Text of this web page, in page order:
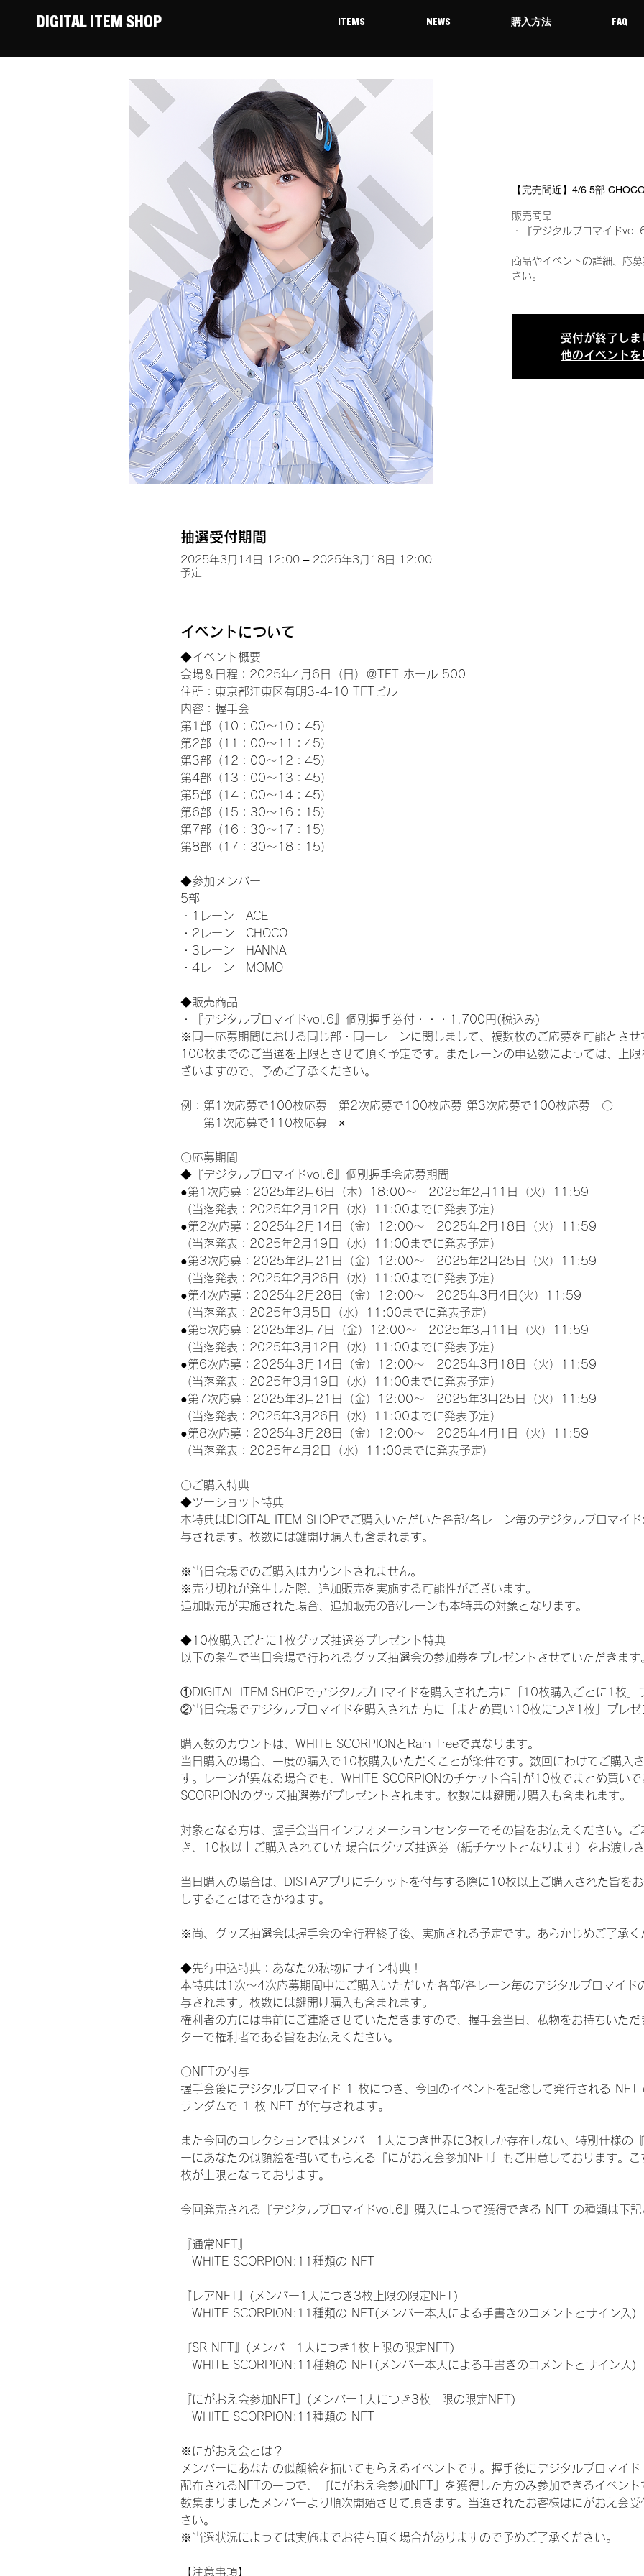
DIGITAL ITEM SHOP ITEMS NEWS 購入方法 FAQ
【完売間近】4/6 5部
販売商品
・『デジタルブロマイド
商品やイベントの詳細、応
さい。
受付が終了しま
他のイベントを
抽選受付期間
2025年3月14日 12:00 – 2025年3月18日 12:00
予定
イベントについて
◆イベント概要
会場＆日程：2025年4月6日（日）＠TFT ホール 500
住所：東京都江東区有明3-4-10 TFTビル
内容：握手会
第1部（10：00～10：45）
第2部（11：00～11：45）
第3部（12：00～12：45）
第4部（13：00～13：45）
第5部（14：00～14：45）
第6部（15：30～16：15）
第7部（16：30～17：15）
第8部（17：30～18：15）
◆参加メンバー
5部
・1レーン　ACE
・2レーン　CHOCO
・3レーン　HANNA
・4レーン　MOMO
◆販売商品
・『デジタルブロマイドvol.6』個別握手券付・・・1,700円(税込み)
※同一応募期間における同じ部・同一レーンに関しまして、複数枚のご応募を可能とさ
100枚までのご当選を上限とさせて頂く予定です。またレーンの申込数によっては、上
ざいますので、予めご了承ください。
例：第1次応募で100枚応募　第2次応募で100枚応募 第3次応募で100枚応募　〇
第1次応募で110枚応募　×
〇応募期間
◆『デジタルブロマイドvol.6』個別握手会応募期間
●第1次応募：2025年2月6日（木）18:00～　2025年2月11日（火）11:59
（当落発表：2025年2月12日（水）11:00までに発表予定）
●第2次応募：2025年2月14日（金）12:00～　2025年2月18日（火）11:59
（当落発表：2025年2月19日（水）11:00までに発表予定）
●第3次応募：2025年2月21日（金）12:00～　2025年2月25日（火）11:59
（当落発表：2025年2月26日（水）11:00までに発表予定）
●第4次応募：2025年2月28日（金）12:00～　2025年3月4日(火）11:59
（当落発表：2025年3月5日（水）11:00までに発表予定）
●第5次応募：2025年3月7日（金）12:00～　2025年3月11日（火）11:59
（当落発表：2025年3月12日（水）11:00までに発表予定）
●第6次応募：2025年3月14日（金）12:00～　2025年3月18日（火）11:59
（当落発表：2025年3月19日（水）11:00までに発表予定）
●第7次応募：2025年3月21日（金）12:00～　2025年3月25日（火）11:59
（当落発表：2025年3月26日（水）11:00までに発表予定）
●第8次応募：2025年3月28日（金）12:00～　2025年4月1日（火）11:59
（当落発表：2025年4月2日（水）11:00までに発表予定）
〇ご購入特典
◆ツーショット特典
本特典はDIGITAL ITEM SHOPでご購入いただいた各部/各レーン毎のデジタルブロマイ
与されます。枚数には鍵開け購入も含まれます。
※当日会場でのご購入はカウントされません。
※売り切れが発生した際、追加販売を実施する可能性がございます。
追加販売が実施された場合、追加販売の部/レーンも本特典の対象となります。
◆10枚購入ごとに1枚グッズ抽選券プレゼント特典
以下の条件で当日会場で行われるグッズ抽選会の参加券をプレゼントさせていただきます
①DIGITAL ITEM SHOPでデジタルブロマイドを購入された方に「10枚購入ごとに1枚」
②当日会場でデジタルブロマイドを購入された方に「まとめ買い10枚につき1枚」プレゼ
購入数のカウントは、WHITE SCORPIONとRain Treeで異なります。
当日購入の場合、一度の購入で10枚購入いただくことが条件です。数回にわけてご購入
す。レーンが異なる場合でも、WHITE SCORPIONのチケット合計が10枚でまとめ買い
SCORPIONのグッズ抽選券がプレゼントされます。枚数には鍵開け購入も含まれます。
対象となる方は、握手会当日インフォメーションセンターでその旨をお伝えください。
き、10枚以上ご購入されていた場合はグッズ抽選券（紙チケットとなります）をお渡しさ
当日購入の場合は、DISTAアプリにチケットを付与する際に10枚以上ご購入された旨を
しすることはできかねます。
※尚、グッズ抽選会は握手会の全行程終了後、実施される予定です。あらかじめご了承く
◆先行申込特典：あなたの私物にサイン特典！
本特典は1次〜4次応募期間中にご購入いただいた各部/各レーン毎のデジタルブロマイド
与されます。枚数には鍵開け購入も含まれます。
権利者の方には事前にご連絡させていただきますので、握手会当日、私物をお持ちいた
ターで権利者である旨をお伝えください。
〇NFTの付与
握手会後にデジタルブロマイド 1 枚につき、今回のイベントを記念して発行される NFT
ランダムで 1 枚 NFT が付与されます。
また今回のコレクションではメンバー1人につき世界に3枚しか存在しない、特別仕様の
ーにあなたの似顔絵を描いてもらえる『にがおえ会参加NFT』もご用意しております。
枚が上限となっております。
今回発売される『デジタルブロマイドvol.6』購入によって獲得できる NFT の種類は下記
『通常NFT』
WHITE SCORPION:11種類の NFT
『レアNFT』(メンバー1人につき3枚上限の限定NFT)
WHITE SCORPION:11種類の NFT(メンバー本人による手書きのコメントとサイン入)
『SR NFT』(メンバー1人につき1枚上限の限定NFT)
WHITE SCORPION:11種類の NFT(メンバー本人による手書きのコメントとサイン入)
『にがおえ会参加NFT』(メンバー1人につき3枚上限の限定NFT)
WHITE SCORPION:11種類の NFT
※にがおえ会とは？
メンバーにあなたの似顔絵を描いてもらえるイベントです。握手後にデジタルブロマイ
配布されるNFTの一つで、『にがおえ会参加NFT』を獲得した方のみ参加できるイベン
数集まりましたメンバーより順次開始させて頂きます。当選されたお客様はにがおえ会
さい。
※当選状況によっては実施までお待ち頂く場合がありますので予めご了承ください。
【注意事項】